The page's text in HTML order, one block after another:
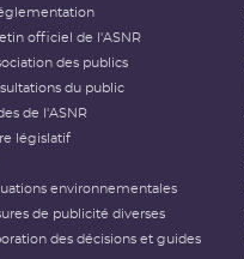
officiel de l'ASNR
des publics
du public
de l'ASNR
législatif
environnementales
de publicité diverses
des décisions et guides